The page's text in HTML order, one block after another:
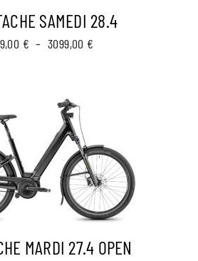
SAMEDI 28.4
€ – 3099,00 €
MARDI 27.4 OPEN